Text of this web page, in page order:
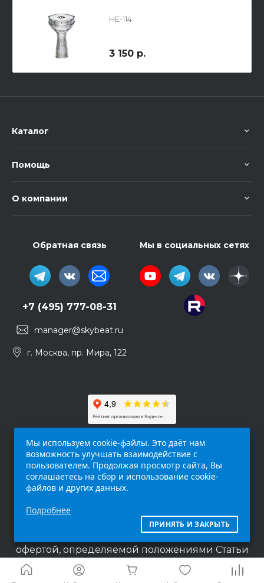
HE-114
3 150 р.
Каталог
Помощь
О компании
Обратная связь
+7 (495) 777-08-31
manager@skybeat.ru
г. Москва, пр. Мира, 122
Мы в социальных сетях
интернет-сайт (
исключительно информационный характер и
ни при каких условиях не является публичной
офертой, определяемой положениями Статьи
437 п.2 Гражданского кодекса Российской
Федерации.
Мы используем cookie-файлы. Это даёт нам
возможность улучшать взаимодействие с
пользователем. Продолжая просмотр сайта, Вы
соглашаетесь на сбор и использование cookie-
файлов и других данных.
Подробнее
ПРИНЯТЬ И ЗАКРЫТЬ